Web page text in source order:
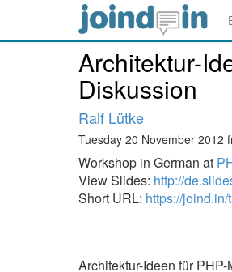
Architektur-
Diskussion
Ralf Lütke
Tuesday 20 November 2012
Workshop in German at
View Slides: http://
Short URL: https://
Architektur-Ideen für